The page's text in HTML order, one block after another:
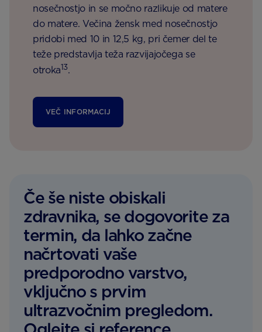
nosečnostjo in se močno razlikuje od matere
do matere. Večina žensk med nosečnostjo
pridobi med 10 in 12,5 kg, pri čemer del te
teže predstavlja teža razvijajočega se
otroka13.
VEČ INFORMACIJ
Če še niste obiskali
zdravnika, se dogovorite za
termin, da lahko začne
načrtovati vaše
predporodno varstvo,
vključno s prvim
ultrazvočnim pregledom.